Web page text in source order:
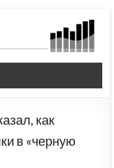
как
в «черную